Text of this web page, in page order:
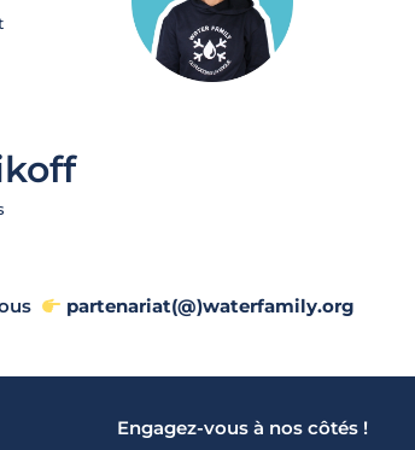
partenariat(@)waterfamily.org
Engagez-vous à nos côtés !